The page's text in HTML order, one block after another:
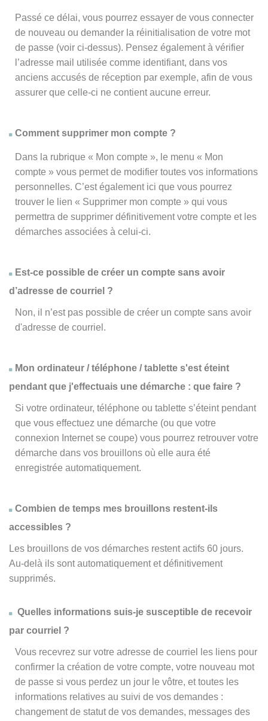
Passé ce délai, vous pourrez essayer de vous connecter
de nouveau ou demander la réinitialisation de votre mot
de passe (voir ci-dessus). Pensez également à vérifier
l’adresse mail utilisée comme identifiant, dans vos
anciens accusés de réception par exemple, afin de vous
assurer que celle-ci ne contient aucune erreur.
Comment supprimer mon compte ?
Dans la rubrique « Mon compte », le menu « Mon
compte » vous permet de modifier toutes vos informations
personnelles. C’est également ici que vous pourrez
trouver le lien « Supprimer mon compte » qui vous
permettra de supprimer définitivement votre compte et les
démarches associées à celui-ci.
Est-ce possible de créer un compte sans avoir
d’adresse de courriel ?
Non, il n’est pas possible de créer un compte sans avoir
d'adresse de courriel.
Mon ordinateur / téléphone / tablette s'est éteint
pendant que j'effectuais une démarche : que faire ?
Si votre ordinateur, téléphone ou tablette s’éteint pendant
que vous effectuez une démarche (ou que votre
connexion Internet se coupe) vous pourrez retrouver votre
démarche dans vos brouillons où elle aura été
enregistrée automatiquement.
Combien de temps mes brouillons restent-ils
accessibles ?
Les brouillons de vos démarches restent actifs 60 jours.
Au-delà ils sont automatiquement et définitivement
supprimés.
Quelles informations suis-je susceptible de recevoir
par courriel ?
Vous recevrez sur votre adresse de courriel les liens pour
confirmer la création de votre compte, votre nouveau mot
de passe si vous perdez un jour le vôtre, et toutes les
informations relatives au suivi de vos demandes :
changement de statut de vos demandes, messages des